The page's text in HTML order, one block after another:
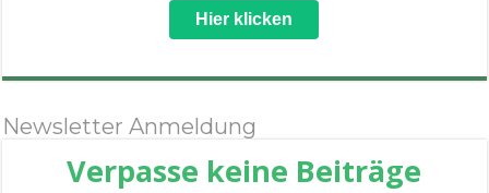
Hier klicken
Newsletter Anmeldung
Verpasse keine Beiträge